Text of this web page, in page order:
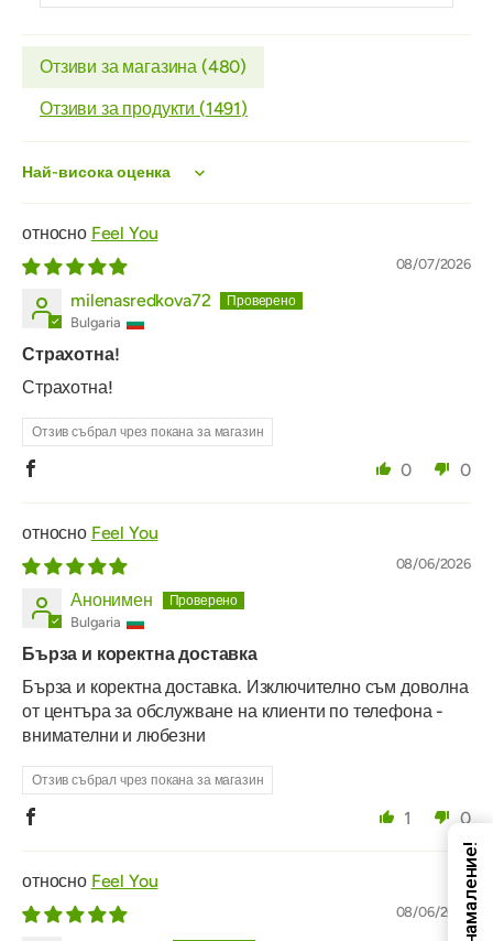
Отзиви за магазина (480)
Отзиви за продукти (1491)
Sort by
Feel You
08/07/2026
milenasredkova72
Bulgaria
Страхотна!
Страхотна!
Отзив събрал чрез покана за магазин
0 0
Feel You
08/06/2026
Анонимен
Bulgaria
Бърза и коректна доставка
Бърза и коректна доставка. Изключително съм доволна
от центъра за обслужване на клиенти по телефона -
внимателни и любезни
Отзив събрал чрез покана за магазин
1 0
Feel You
08/06/2026